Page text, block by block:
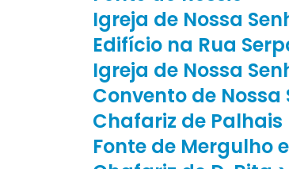
Igreja de Nossa
Edifício na Rua
Igreja de Nossa
Convento de Nossa
Chafariz de Palhais
Fonte de Mergulho